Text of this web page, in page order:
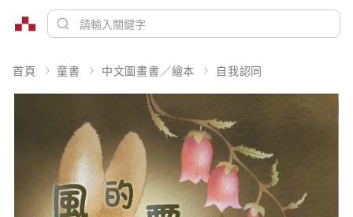
首頁 童書 中文圖畫書／繪本 自我認同